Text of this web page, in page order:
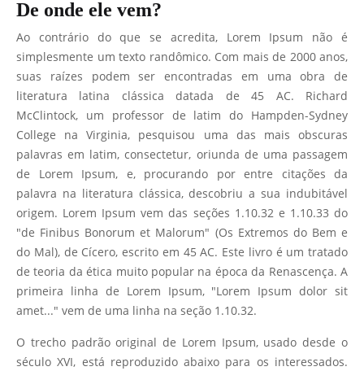
De onde ele vem?
Ao contrário do que se acredita, Lorem Ipsum não é
simplesmente um texto randômico. Com mais de 2000 anos,
suas raízes podem ser encontradas em uma obra de
literatura latina clássica datada de 45 AC. Richard
McClintock, um professor de latim do Hampden-Sydney
College na Virginia, pesquisou uma das mais obscuras
palavras em latim, consectetur, oriunda de uma passagem
de Lorem Ipsum, e, procurando por entre citações da
palavra na literatura clássica, descobriu a sua indubitável
origem. Lorem Ipsum vem das seções 1.10.32 e 1.10.33 do
"de Finibus Bonorum et Malorum" (Os Extremos do Bem e
do Mal), de Cícero, escrito em 45 AC. Este livro é um tratado
de teoria da ética muito popular na época da Renascença. A
primeira linha de Lorem Ipsum, "Lorem Ipsum dolor sit
amet..." vem de uma linha na seção 1.10.32.
O trecho padrão original de Lorem Ipsum, usado desde o
século XVI, está reproduzido abaixo para os interessados.